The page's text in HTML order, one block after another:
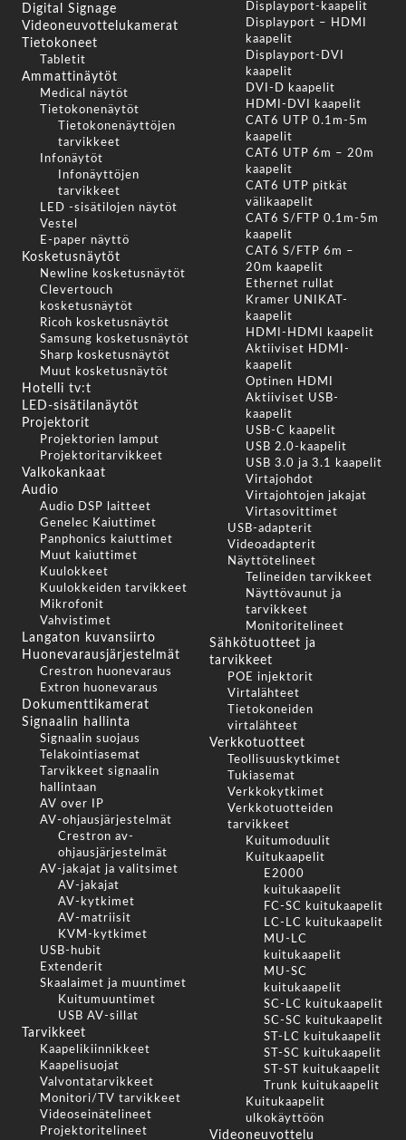
Digital Signage
Videoneuvottelukamerat
Tietokoneet
Tabletit
Ammattinäytöt
Medical näytöt
Tietokonenäytöt
Tietokonenäyttöjen
tarvikkeet
Infonäytöt
Infonäyttöjen
tarvikkeet
LED -sisätilojen näytöt
Vestel
E-paper näyttö
Kosketusnäytöt
Newline kosketusnäytöt
Clevertouch
kosketusnäytöt
Ricoh kosketusnäytöt
Samsung kosketusnäytöt
Sharp kosketusnäytöt
Muut kosketusnäytöt
Hotelli tv:t
LED-sisätilanäytöt
Projektorit
Projektorien lamput
Projektoritarvikkeet
Valkokankaat
Audio
Audio DSP laitteet
Genelec Kaiuttimet
Panphonics kaiuttimet
Muut kaiuttimet
Kuulokkeet
Kuulokkeiden tarvikkeet
Mikrofonit
Vahvistimet
Langaton kuvansiirto
Huonevarausjärjestelmät
Crestron huonevaraus
Extron huonevaraus
Dokumenttikamerat
Signaalin hallinta
Signaalin suojaus
Telakointiasemat
Tarvikkeet signaalin
hallintaan
AV over IP
AV-ohjausjärjestelmät
Crestron av-
ohjausjärjestelmät
AV-jakajat ja valitsimet
AV-jakajat
AV-kytkimet
AV-matriisit
KVM-kytkimet
USB-hubit
Extenderit
Skaalaimet ja muuntimet
Kuitumuuntimet
USB AV-sillat
Tarvikkeet
Kaapelikiinnikkeet
Kaapelisuojat
Valvontatarvikkeet
Monitori/TV tarvikkeet
Videoseinätelineet
Projektoritelineet
Displayport-kaapelit
Displayport – HDMI
kaapelit
Displayport-DVI
kaapelit
DVI-D kaapelit
HDMI-DVI kaapelit
CAT6 UTP 0.1m-5m
kaapelit
CAT6 UTP 6m – 20m
kaapelit
CAT6 UTP pitkät
välikaapelit
CAT6 S/FTP 0.1m-5m
kaapelit
CAT6 S/FTP 6m –
20m kaapelit
Ethernet rullat
Kramer UNIKAT-
kaapelit
HDMI-HDMI kaapelit
Aktiiviset HDMI-
kaapelit
Optinen HDMI
Aktiiviset USB-
kaapelit
USB-C kaapelit
USB 2.0-kaapelit
USB 3.0 ja 3.1 kaapelit
Virtajohdot
Virtajohtojen jakajat
Virtasovittimet
USB-adapterit
Videoadapterit
Näyttötelineet
Telineiden tarvikkeet
Näyttövaunut ja
tarvikkeet
Monitoritelineet
Sähkötuotteet ja
tarvikkeet
POE injektorit
Virtalähteet
Tietokoneiden
virtalähteet
Verkkotuotteet
Teollisuuskytkimet
Tukiasemat
Verkkokytkimet
Verkkotuotteiden
tarvikkeet
Kuitumoduulit
Kuitukaapelit
E2000
kuitukaapelit
FC-SC kuitukaapelit
LC-LC kuitukaapelit
MU-LC
kuitukaapelit
MU-SC
kuitukaapelit
SC-LC kuitukaapelit
SC-SC kuitukaapelit
ST-LC kuitukaapelit
ST-SC kuitukaapelit
ST-ST kuitukaapelit
Trunk kuitukaapelit
Kuitukaapelit
ulkokäyttöön
Videoneuvottelu